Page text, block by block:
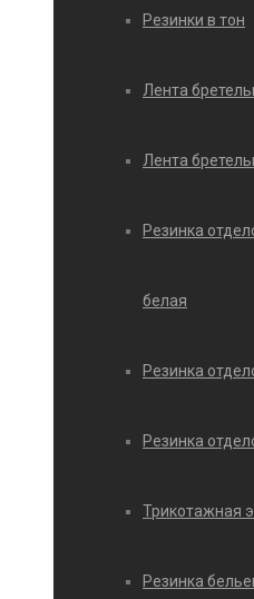
Резинки в тон
Лента
Лента
Резинка
белая
Резинка
Резинка
Трикотажная
Резинка